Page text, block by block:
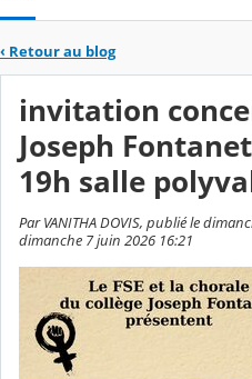
‹ Retour au blog
invitation
Joseph
19h salle
Par VANITHA DOVIS, publié le
dimanche 7 juin 2026 16:21